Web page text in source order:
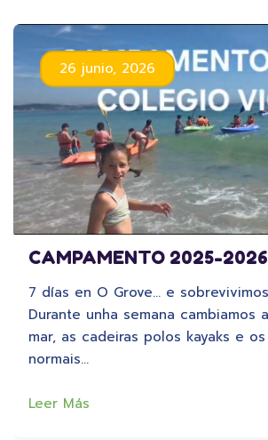
26 junio, 2026
CAMPAMENTO 2025-2026
7 días en O Grove… e
Durante unha semana cambiamos
mar, as cadeiras polos kayaks e
normais…
Leer Más